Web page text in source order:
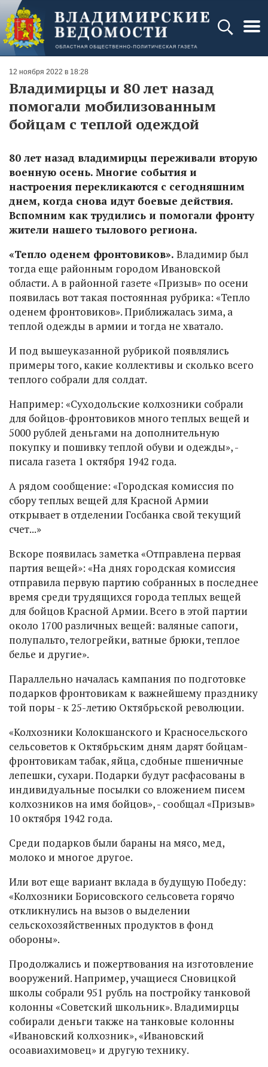
12 ноября 2022 в 18:28
Владимирцы и 80 лет назад
помогали мобилизованным
бойцам с теплой одеждой
80 лет назад владимирцы переживали вторую
военную осень. Многие события и
настроения перекликаются с сегодняшним
днем, когда снова идут боевые действия.
Вспомним как трудились и помогали фронту
жители нашего тылового региона.
«Тепло оденем фронтовиков». Владимир был
тогда еще районным городом Ивановской
области. А в районной газете «Призыв» по осени
появилась вот такая постоянная рубрика: «Тепло
оденем фронтовиков». Приближалась зима, а
теплой одежды в армии и тогда не хватало.
И под вышеуказанной рубрикой появлялись
примеры того, какие коллективы и сколько всего
теплого собрали для солдат.
Например: «Суходольские колхозники собрали
для бойцов-фронтовиков много теплых вещей и
5000 рублей деньгами на дополнительную
покупку и пошивку теплой обуви и одежды», -
писала газета 1 октября 1942 года.
А рядом сообщение: «Городская комиссия по
сбору теплых вещей для Красной Армии
открывает в отделении Госбанка свой текущий
счет...»
Вскоре появилась заметка «Отправлена первая
партия вещей»: «На днях городская комиссия
отправила первую партию собранных в последнее
время среди трудящихся города теплых вещей
для бойцов Красной Армии. Всего в этой партии
около 1700 различных вещей: валяные сапоги,
полупальто, телогрейки, ватные брюки, теплое
белье и другие».
Параллельно началась кампания по подготовке
подарков фронтовикам к важнейшему празднику
той поры - к 25-летию Октябрьской революции.
«Колхозники Колокшанского и Красносельского
сельсоветов к Октябрьским дням дарят бойцам-
фронтовикам табак, яйца, сдобные пшеничные
лепешки, сухари. Подарки будут расфасованы в
индивидуальные посылки со вложением писем
колхозников на имя бойцов», - сообщал «Призыв»
10 октября 1942 года.
Среди подарков были бараны на мясо, мед,
молоко и многое другое.
Или вот еще вариант вклада в будущую Победу:
«Колхозники Борисовского сельсовета горячо
откликнулись на вызов о выделении
сельскохозяйственных продуктов в фонд
обороны».
Продолжались и пожертвования на изготовление
вооружений. Например, учащиеся Сновицкой
школы собрали 951 рубль на постройку танковой
колонны «Советский школьник». Владимирцы
собирали деньги также на танковые колонны
«Ивановский колхозник», «Ивановский
осоавиахимовец» и другую технику.